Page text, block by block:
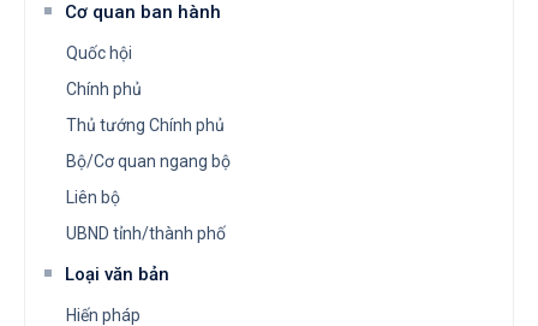
Cơ quan ban hành
Quốc hội
Chính phủ
Thủ tướng Chính phủ
Bộ/Cơ quan ngang bộ
Liên bộ
UBND tỉnh/thành phố
Loại văn bản
Hiến pháp